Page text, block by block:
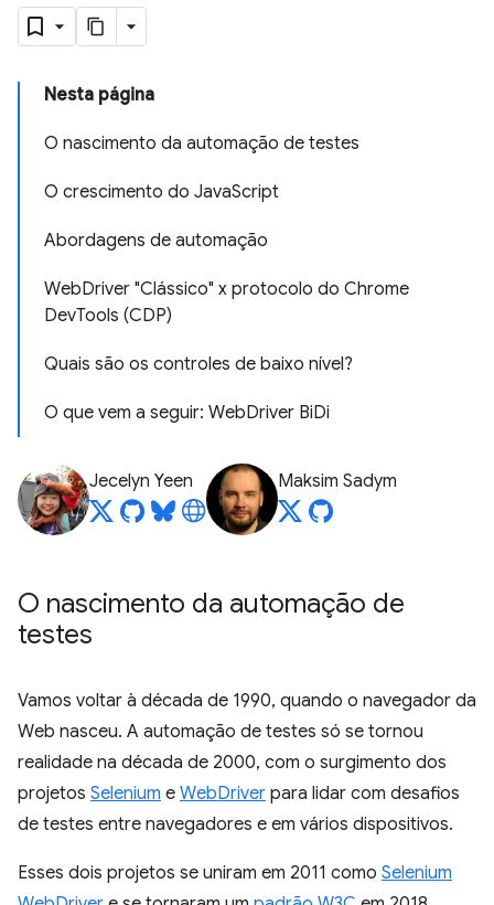
Nesta página
O nascimento da automação de testes
O crescimento do JavaScript
Abordagens de automação
WebDriver "Clássico" x protocolo do Chrome
DevTools (CDP)
Quais são os controles de baixo nível?
O que vem a seguir: WebDriver BiDi
Jecelyn Yeen Maksim Sadym
O nascimento da automação de
testes
Vamos voltar à década de 1990, quando o navegador da
Web nasceu. A automação de testes só se tornou
realidade na década de 2000, com o surgimento dos
projetos Selenium e WebDriver para lidar com desafios
de testes entre navegadores e em vários dispositivos.
Esses dois projetos se uniram em 2011 como Selenium